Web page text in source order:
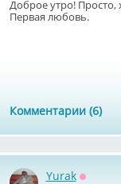
Доброе утро! Просто,
Первая любовь.
Комментарии (6)
Yurak